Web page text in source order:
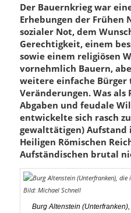
Der Bauernkrieg war
Erhebungen der Frühen
sozialer Not, dem
Gerechtigkeit, einem
sowie einem religiösen
vornehmlich Bauern,
weitere einfache
Veränderungen. Was
Abgaben und feudale
entwickelte sich rasch
gewalttätigen) Aufstand
Heiligen Römischen
Aufständischen brutal
Burg Altenstein